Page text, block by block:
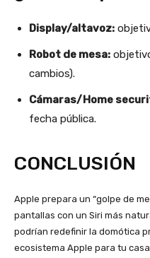
Display/altavoz:
Robot de mesa:
cambios).
Cámaras/Home
fecha pública.
CONCLUSIÓN
Apple prepara un “golpe de
pantallas con un Siri más
podrían redefinir la domótica
ecosistema Apple para tu